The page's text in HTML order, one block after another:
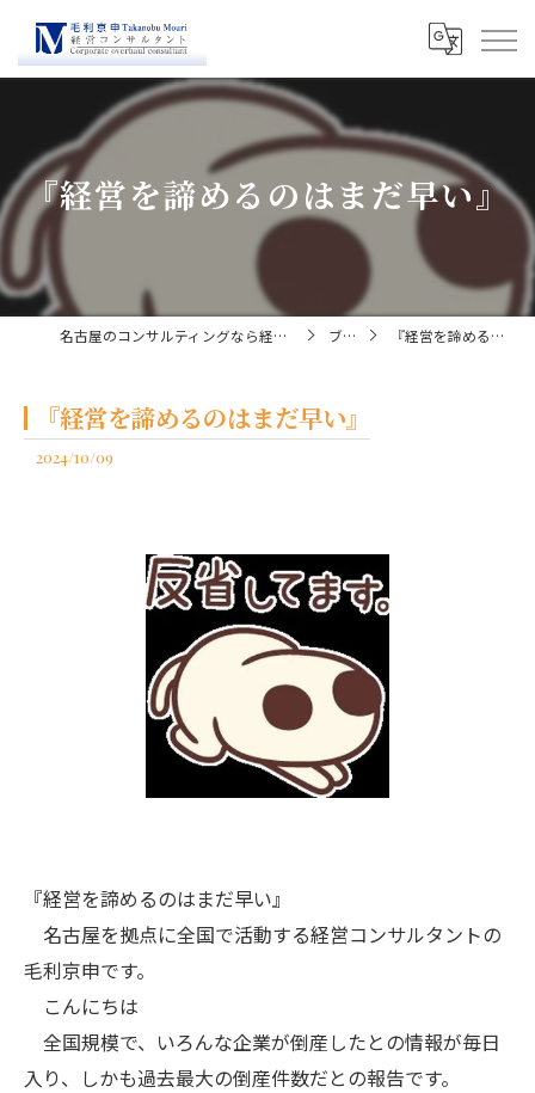
『経営を諦めるのはまだ早い』
名古屋のコンサルティングなら経営コンサルタント毛利京申 ブログ 『経営を諦めるのはまだ早い』
『経営を諦めるのはまだ早い』
2024/10/09
『経営を諦めるのはまだ早い』
名古屋を拠点に全国で活動する経営コンサルタントの
毛利京申です。
こんにちは
全国規模で、いろんな企業が倒産したとの情報が毎日
入り、しかも過去最大の倒産件数だとの報告です。